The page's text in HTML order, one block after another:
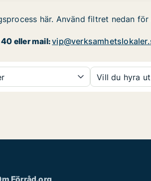
här. Använd filtret nedan
eller mail:
Vill du hyra
Förråd.org